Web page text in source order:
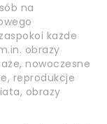
na
każde
obrazy
nowoczesne
reprodukcje
obrazy